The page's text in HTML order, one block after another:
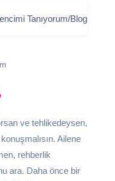
Tanıyorum/Blog
ve tehlikedeysen,
Ailene
rehberlik
ara. Daha önce bir